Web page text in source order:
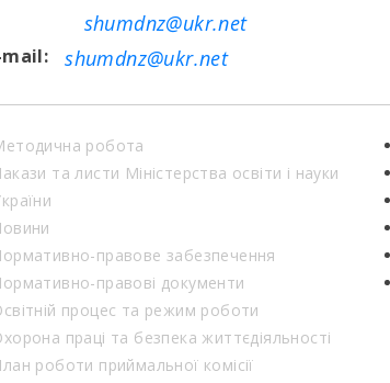
shumdnz@ukr.net
shumdnz@ukr.net
робота
та листи Міністерства освіти і науки
правове забезпечення
правові документи
процес та режим роботи
праці та безпека життєдіяльності
роботи приймальної комісії